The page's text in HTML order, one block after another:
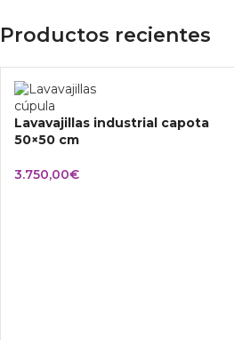
Productos recientes
Lavavajillas industrial capota
50×50 cm
3.750,00€